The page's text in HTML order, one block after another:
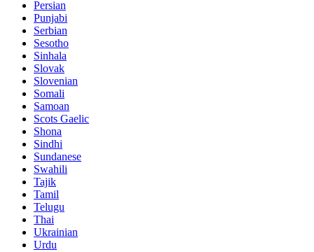
Persian
Punjabi
Serbian
Sesotho
Sinhala
Slovak
Slovenian
Somali
Samoan
Scots Gaelic
Shona
Sindhi
Sundanese
Swahili
Tajik
Tamil
Telugu
Thai
Ukrainian
Urdu